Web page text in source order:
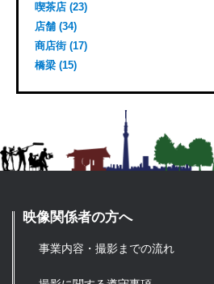
喫茶店 (23)
店舗 (34)
商店街 (17)
橋梁 (15)
映像関係者の方へ
事業内容・撮影までの流れ